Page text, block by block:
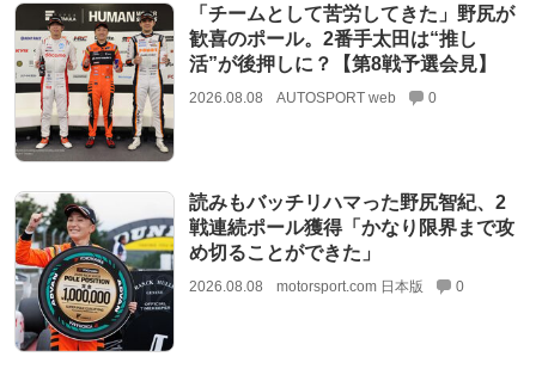
「チームとして苦労してきた」野尻が
歓喜のポール。2番手太田は“推し
活”が後押しに？【第8戦予選会見】
2026.08.08 AUTOSPORT web 0
読みもバッチリハマった野尻智紀、2
戦連続ポール獲得「かなり限界まで攻
め切ることができた」
2026.08.08 motorsport.com 日本版 0